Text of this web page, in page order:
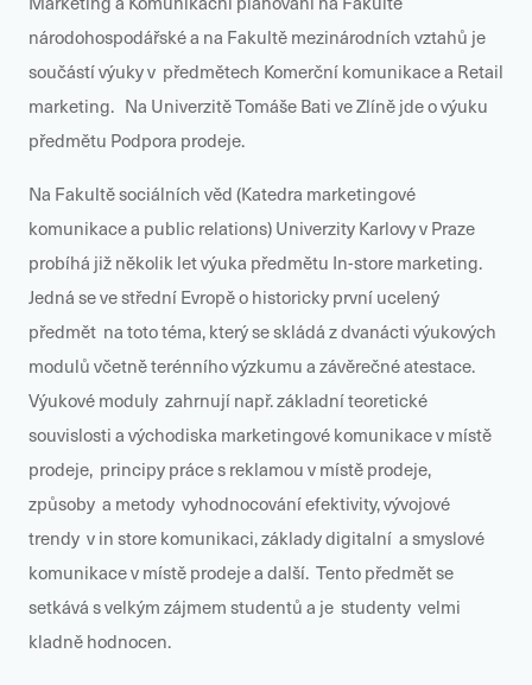
národohospodářské a na Fakultě mezinárodních vztahů je
součástí výuky v předmětech Komerční komunikace a Retail
marketing. Na Univerzitě Tomáše Bati ve Zlíně jde o výuku
předmětu Podpora prodeje.
Na Fakultě sociálních věd (Katedra marketingové
komunikace a public relations) Univerzity Karlovy v Praze
probíhá již několik let výuka předmětu In-store marketing.
Jedná se ve střední Evropě o historicky první ucelený
předmět na toto téma, který se skládá z dvanácti výukových
modulů včetně terénního výzkumu a závěrečné atestace.
Výukové moduly zahrnují např. základní teoretické
souvislosti a východiska marketingové komunikace v místě
prodeje, principy práce s reklamou v místě prodeje,
způsoby a metody vyhodnocování efektivity, vývojové
trendy v in store komunikaci, základy digitalní a smyslové
komunikace v místě prodeje a další. Tento předmět se
setkává s velkým zájmem studentů a je studenty velmi
kladně hodnocen.